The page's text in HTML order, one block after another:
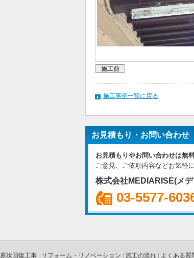
施工前
施工事例一覧に戻る
お見積もり・お問い合わせ
お見積もりやお問い合わせは無料
ご意見、ご依頼内容などお気軽
株式会社MEDIARISE(メ
03-5577-
原状回復工事 リフォーム・リノベーション 施工の流れ よくある質